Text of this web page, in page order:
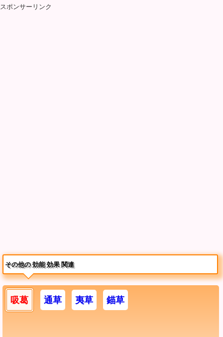
スポンサーリンク
その他の 効能 効果 関連
吸葛 通草 夷草 錨草